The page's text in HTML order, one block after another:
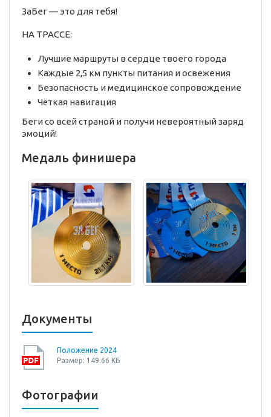
ЗаБег — это для тебя!
НА ТРАССЕ:
Лучшие маршруты в сердце твоего города
Каждые 2,5 км пункты питания и освежения
Безопасность и медицинское сопровождение
Чёткая навигация
Беги со всей страной и получи невероятный заряд
эмоций!
Медаль финишера
Документы
Положение 2024
Размер: 149.66 КБ
Фотографии